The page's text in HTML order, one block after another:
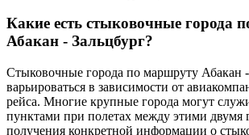
Какие есть стыковочные города
Абакан - Зальцбург?
Стыковочные города по маршруту Абакан -
варьироваться в зависимости от
рейса. Многие крупные города могут
пунктами при полетах между этими двумя
получения конкретной информации о